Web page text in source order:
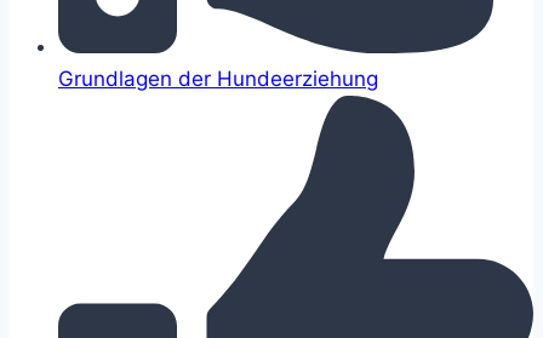
Grundlagen der Hundeerziehung